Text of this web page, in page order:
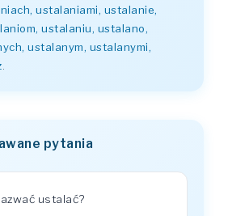
ustalaniami, ustalanie,
ustalaniu, ustalano,
ustalanym, ustalanymi,
pytania
ustalać?